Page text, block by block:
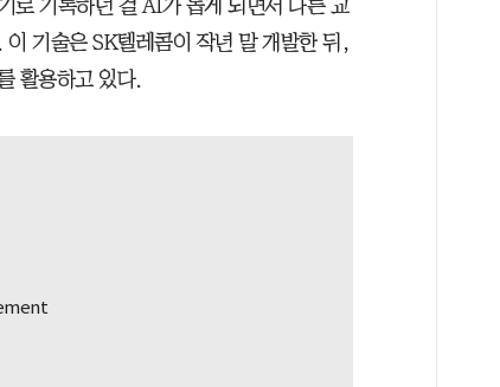
로 기록하던 걸 AI가 돕게 되면서 다른 교
기술은 SK텔레콤이 작년 말 개발한 뒤,
활용하고 있다.